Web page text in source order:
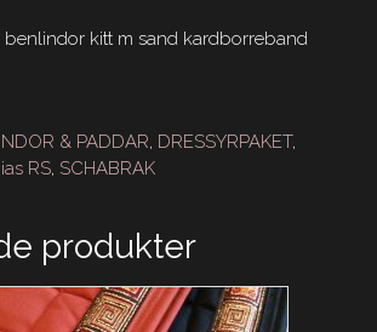
benlindor kitt m sand kardborreband
& PADDAR, DRESSYRPAKET,
RS, SCHABRAK
produkter